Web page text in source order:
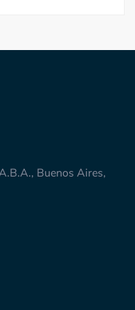
Buenos Aires,